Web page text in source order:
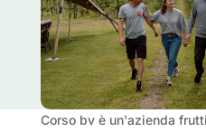
Corso bv è un'azienda